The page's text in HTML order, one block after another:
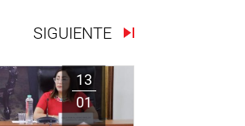
SIGUIENTE
13
01